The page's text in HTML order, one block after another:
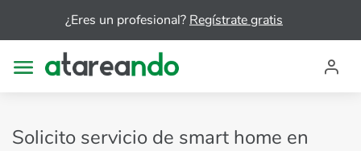
¿Eres un profesional?Regístrate gratis
Solicito servicio de smart home en